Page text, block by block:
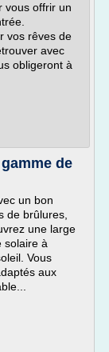
vous offrir un
vos rêves de
avec
obligeront à
de
un bon
de brûlures,
une large
solaire à
Vous
aux